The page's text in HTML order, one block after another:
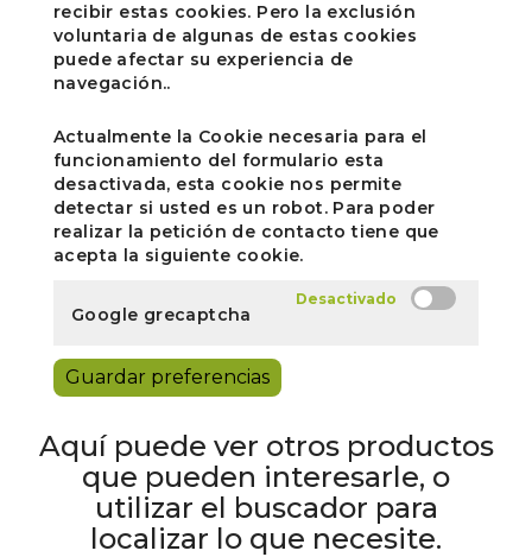
recibir estas cookies. Pero la exclusión
voluntaria de algunas de estas cookies
puede afectar su experiencia de
navegación..
Actualmente la Cookie necesaria para el
funcionamiento del formulario esta
desactivada, esta cookie nos permite
detectar si usted es un robot. Para poder
realizar la petición de contacto tiene que
acepta la siguiente cookie.
Google grecaptcha
Guardar preferencias
Aquí puede ver otros productos
que pueden interesarle, o
utilizar el buscador para
localizar lo que necesite.